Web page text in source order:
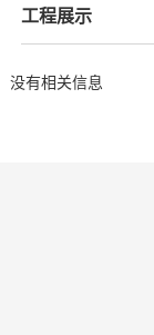
工程展示
没有相关信息